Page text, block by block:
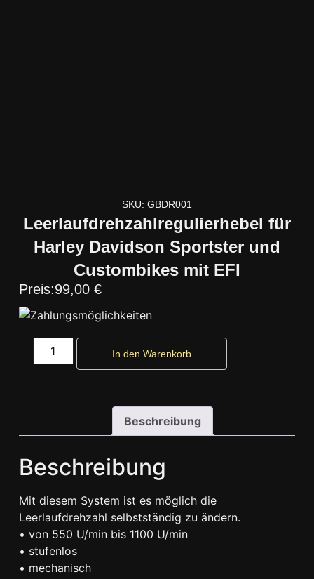
SKU: GBDR001
Leerlaufdrehzahlregulierhebel für
Harley Davidson Sportster und
Custombikes mit EFI
99,00 €
In den Warenkorb
Beschreibung
Beschreibung
Mit diesem System ist es möglich die
Leerlaufdrehzahl selbstständig zu ändern.
• von 550 U/min bis 1100 U/min
• stufenlos
• mechanisch